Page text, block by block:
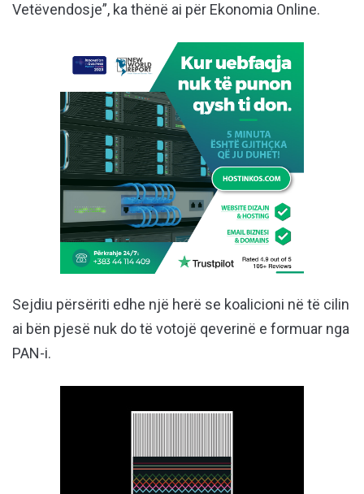
Vetëvendosje”, ka thënë ai për Ekonomia Online.
Sejdiu përsëriti edhe një herë se koalicioni në të cilin
ai bën pjesë nuk do të votojë qeverinë e formuar nga
PAN-i.